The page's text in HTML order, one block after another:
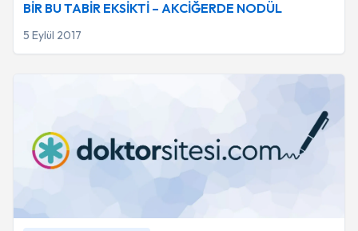
BİR BU TABİR EKSİKTİ – AKCİĞERDE NODÜL
5 Eylül 2017